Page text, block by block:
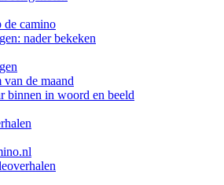
de camino
nader bekeken
de maand
binnen in woord en beeld